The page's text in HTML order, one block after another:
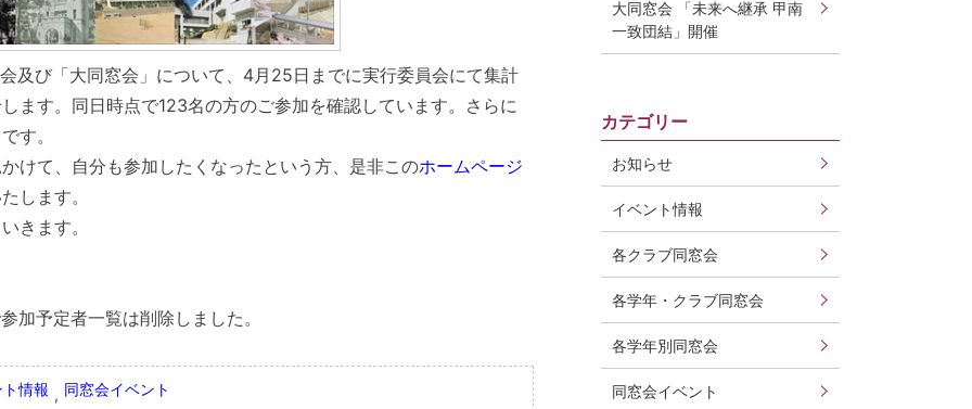
及び「大同窓会」について、4月25日までに実行委員会にて集計
ます。同日時点で123名の方のご参加を確認しています。さらに
す。
けて、自分も参加したくなったという方、是非このホームページ
します。
きます。
加予定者一覧は削除しました。
情報 , 同窓会イベント
大同窓会 「未来へ継承 甲南
一致団結」開催
カテゴリー
お知らせ
イベント情報
各クラブ同窓会
各学年・クラブ同窓会
各学年別同窓会
同窓会イベント